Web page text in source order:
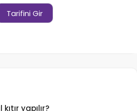
Tarifini Gir
yapılır?